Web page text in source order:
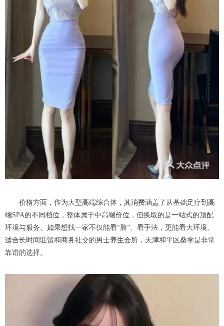
价格方面，作为大型高端综合体，其消费涵盖了从基础足疗到高
端SPA的不同档位，整体属于中高端价位，但换取的是一站式的顶配
环境与服务。如果想找一家不仅能看“脸”、看手法，更能看大环境、
适合长时间驻留和商务社交的男士养生会所，天津和平区桑拿是非常
靠谱的选择。